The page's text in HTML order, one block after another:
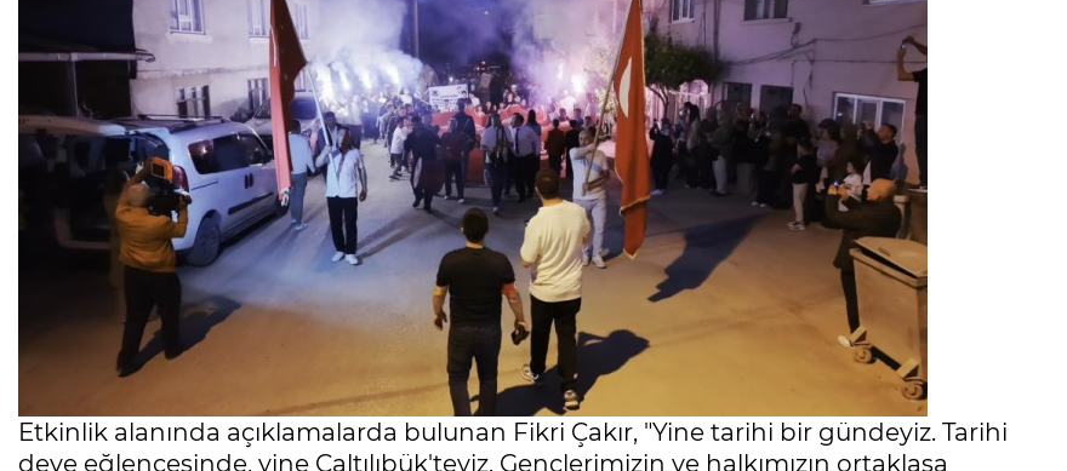
Etkinlik alanında açıklamalarda bulunan Fikri Çakır, "Yine tarihi bir gündeyiz. Tarihi
deve eğlencesinde, yine Çaltılıbük'teyiz. Gençlerimizin ve halkımızın ortaklaşa